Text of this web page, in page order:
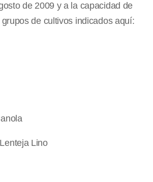
de 2009 y a la capacidad de
de cultivos indicados aquí:
Lino